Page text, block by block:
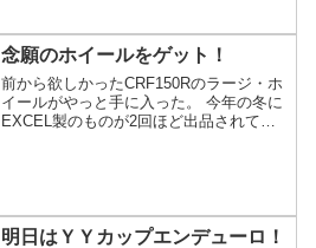
とにしました。手続きにどの程度の日数
がかかるのかは今のところ何ともいえま
せん。内容がはっきりしたらアップした
いと思います。手続きを進めている...
念願のホイールをゲット！
前から欲しかったCRF150Rのラージ・ホ
イールがやっと手に入った。 今年の冬に
EXCEL製のものが2回ほど出品されてい
ー！！！・・・がしかし、こういう時に
限ってお金が無い(>_<...
明日はＹＹカップエンデューロ！